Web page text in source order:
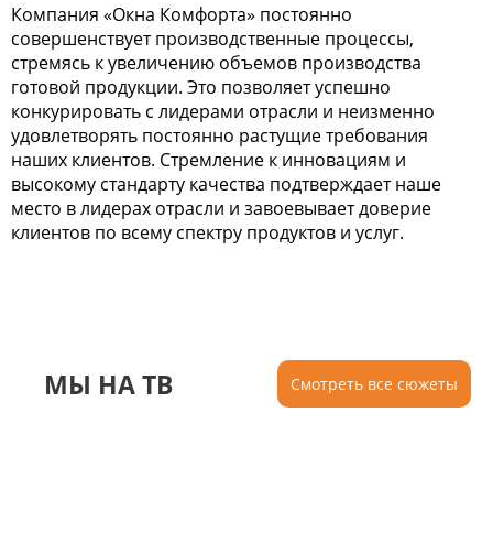
Компания «Окна Комфорта» постоянно
совершенствует производственные процессы,
стремясь к увеличению объемов производства
готовой продукции. Это позволяет успешно
конкурировать с лидерами отрасли и неизменно
удовлетворять постоянно растущие требования
наших клиентов. Стремление к инновациям и
высокому стандарту качества подтверждает наше
место в лидерах отрасли и завоевывает доверие
клиентов по всему спектру продуктов и услуг.
МЫ НА ТВ Смотреть все сюжеты